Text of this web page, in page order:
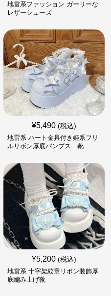
地雷系ファッション ガーリーな
レザーシューズ
¥5,490 (税込)
地雷系 ハート金具付き姫系フリ
ルリボン厚底パンプス 靴
¥5,200 (税込)
地雷系 十字架紋章リボン装飾厚
底編み上げ靴